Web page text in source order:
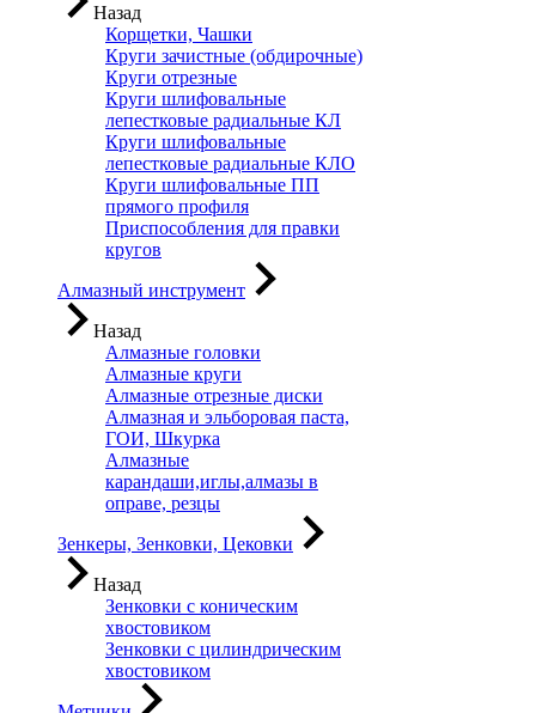
Назад
Корщетки, Чашки
Круги зачистные (обдирочные)
Круги отрезные
Круги шлифовальные
лепестковые радиальные КЛ
Круги шлифовальные
лепестковые радиальные КЛО
Круги шлифовальные ПП
прямого профиля
Приспособления для правки
кругов
Алмазный инструмент
Назад
Алмазные головки
Алмазные круги
Алмазные отрезные диски
Алмазная и эльборовая паста,
ГОИ, Шкурка
Алмазные
карандаши,иглы,алмазы в
оправе, резцы
Зенкеры, Зенковки, Цековки
Назад
Зенковки с коническим
хвостовиком
Зенковки с цилиндрическим
хвостовиком